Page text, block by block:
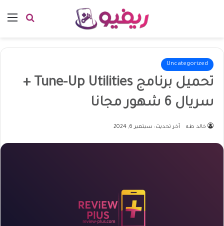
بحث
Uncategorized
تحميل برنامج Tune-Up Utilities +
سريال 6 شهور مجانا
خالد طه آخر تحديث: سبتمبر 6, 2024